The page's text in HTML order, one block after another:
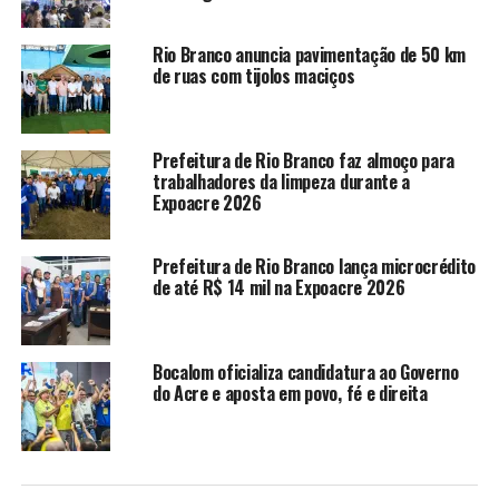
WhatsApp LinkedIn
Relacionado
Ufac abre processo seletivo
para contratação de
professores substitutos
Em "Educação"
cursos de direito e inglês em
Sena Madureira e Feijó
Rio Branco anuncia pavimentação de 50 km
de ruas com tijolos maciços
Prefeitura de Rio Branco faz almoço para
trabalhadores da limpeza durante a
Expoacre 2026
Prefeitura de Rio Branco lança microcrédito
de até R$ 14 mil na Expoacre 2026
Bocalom oficializa candidatura ao Governo
do Acre e aposta em povo, fé e direita